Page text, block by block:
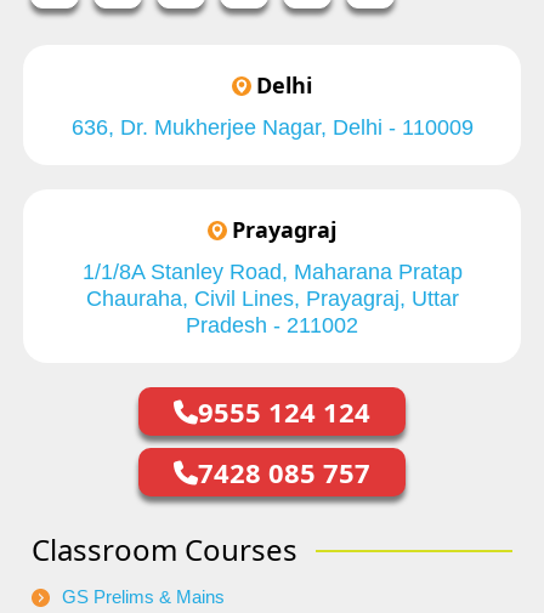
Delhi
636, Dr. Mukherjee Nagar, Delhi - 110009
Prayagraj
1/1/8A Stanley Road, Maharana Pratap
Chauraha, Civil Lines, Prayagraj, Uttar
Pradesh - 211002
9555 124 124
7428 085 757
Classroom Courses
GS Prelims & Mains